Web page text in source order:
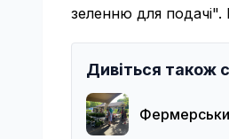
зеленню для подачі".
Дивіться також